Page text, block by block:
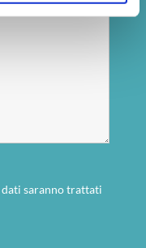
saranno trattati